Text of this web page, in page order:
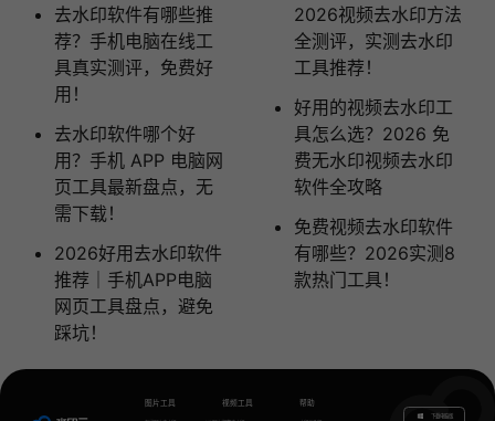
去水印软件有哪些推
荐？手机电脑在线工
具真实测评，免费好
用！
去水印软件哪个好
用？手机 APP 电脑网
页工具最新盘点，无
需下载！
2026好用去水印软件
推荐｜手机APP电脑
网页工具盘点，避免
踩坑！
2026视频去水印方法
全测评，实测去水印
工具推荐！
好用的视频去水印工
具怎么选？2026 免
费无水印视频去水印
软件全攻略
免费视频去水印软件
有哪些？2026实测8
款热门工具！
图片工具 视频工具 帮助
下载电脑版